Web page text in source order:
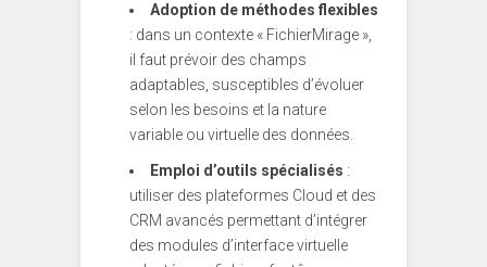
Adoption de méthodes flexibles
: dans un contexte « FichierMirage »,
il faut prévoir des champs
adaptables, susceptibles d’évoluer
selon les besoins et la nature
variable ou virtuelle des données.
Emploi d’outils spécialisés :
utiliser des plateformes Cloud et des
CRM avancés permettant d’intégrer
des modules d’interface virtuelle